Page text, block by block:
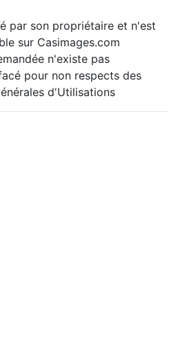
par son propriétaire et n'est
sur Casimages.com
n'existe pas
pour non respects des
d'Utilisations